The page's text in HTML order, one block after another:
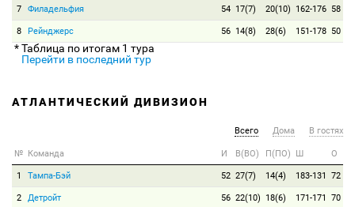
7 Филадельфия 54 17(7) 20(10) 162-176 58
8 Рейнджерс 56 14(8) 28(6) 151-178 50
* Таблица по итогам 1 тура
Перейти в последний тур
АТЛАНТИЧЕСКИЙ ДИВИЗИОН
Всего Дома В гостях
№ Команда И В(ВО) П(ПО) Ш О
1 Тампа-Бэй 52 27(7) 14(4) 183-131 72
2 Детройт 56 22(10) 18(6) 171-171 70